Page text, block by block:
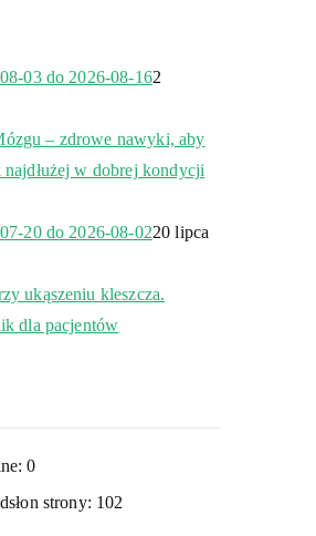
03 do 2026-08-162
– zdrowe nawyki, aby
w dobrej kondycji
20 do 2026-08-0220 lipca
ukąszeniu kleszcza.
dla pacjentów
0
strony: 102